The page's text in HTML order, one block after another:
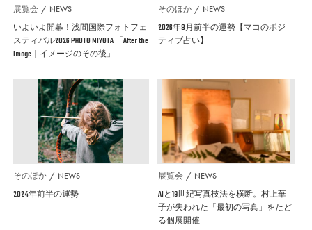
展覧会 NEWS
いよいよ開幕！浅間国際フォトフェ
スティバル2026 PHOTO MIYOTA 「After the
Image｜イメージのその後」
そのほか NEWS
2026年8月前半の運勢【マコのポジ
ティブ占い】
そのほか NEWS
2024年前半の運勢
展覧会 NEWS
AIと19世紀写真技法を横断。村上華
子が失われた「最初の写真」をたど
る個展開催